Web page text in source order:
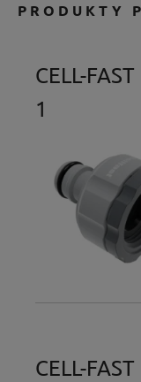
PRODUKTY
CELL-
1
CELL-